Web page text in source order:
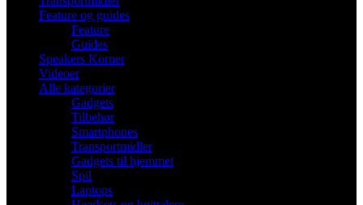
Feature og guides
Feature
Guides
Speakers Korner
Videoer
Alle kategorier
Gadgets
Tilbehør
Smartphones
Transportmidler
Gadgets til hjemmet
Spil
Laptops